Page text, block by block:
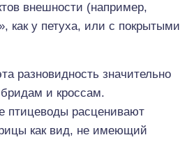
внешности (например,
как у петуха, или с покрытыми
разновидность значительно
и кроссам.
птицеводы расценивают
как вид, не имеющий